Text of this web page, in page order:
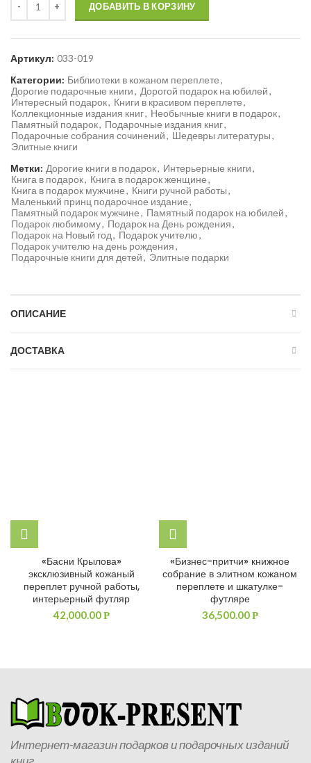
ДОБАВИТЬ В КОРЗИНУ
Артикул: 033-019
Категории: Библиотеки в кожаном переплете,
Дорогие подарочные книги, Дорогой подарок на юбилей,
Интересный подарок, Книги в красивом переплете,
Коллекционные издания книг, Необычные книги в подарок,
Памятный подарок, Подарочные издания книг,
Подарочные собрания сочинений, Шедевры литературы,
Элитные книги
Метки: Дорогие книги в подарок, Интерьерные книги,
Книга в подарок, Книга в подарок женщине,
Книга в подарок мужчине, Книги ручной работы,
Маленький принц подарочное издание,
Памятный подарок мужчине, Памятный подарок на юбилей,
Подарок любимому, Подарок на День рождения,
Подарок на Новый год, Подарок учителю,
Подарок учителю на день рождения,
Подарочные книги для детей, Элитные подарки
ОПИСАНИЕ
ДОСТАВКА
«Басни Крылова»
эксклюзивный кожаный
переплет ручной работы,
интерьерный футляр
42,000.00Р
«Бизнес-притчи» книжное
собрание в элитном кожаном
переплете и шкатулке-
футляре
36,500.00Р
Интернет-магазин подарков и подарочных изданий